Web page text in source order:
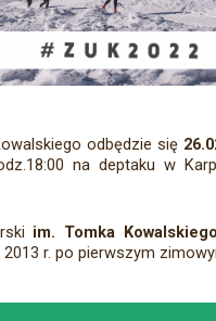
odbędzie się
na deptaku w
im. Tomka Kowalskiego
2013 r. po pierwszym